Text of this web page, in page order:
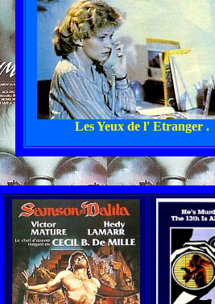
Les Yeux de l' Etranger .